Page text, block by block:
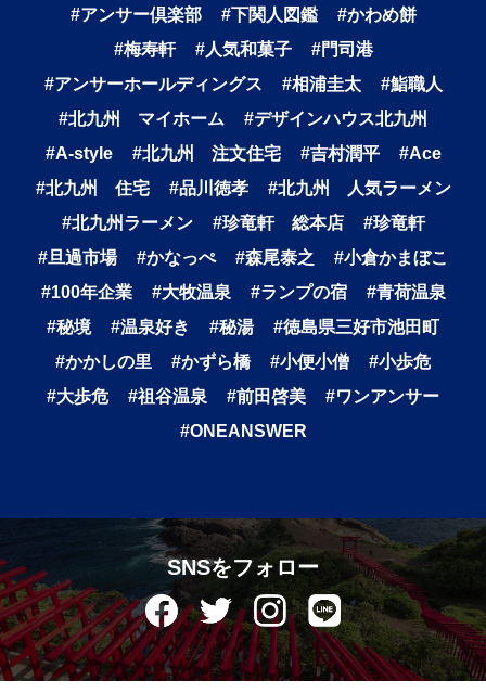
#アンサー倶楽部
#下関人図鑑
#かわめ餅
#梅寿軒
#人気和菓子
#門司港
#アンサーホールディングス
#相浦圭太
#鮨職人
#北九州 マイホーム
#デザインハウス北九州
#A-style
#北九州 注文住宅 #吉村潤平
#Ace
#北九州 住宅
#品川徳孝
#北九州 人気ラーメン
#北九州ラーメン
#珍竜軒 総本店
#珍竜軒
#旦過市場
#かなっぺ #森尾泰之
#小倉かまぼこ
#100年企業
#大牧温泉 #ランプの宿
#青荷温泉
#秘境
#温泉好き #秘湯
#徳島県三好市池田町
#かかしの里
#かずら橋 #小便小僧
#小歩危
#大歩危
#祖谷温泉 #前田啓美
#ワンアンサー
#ONEANSWER
SNSをフォロー